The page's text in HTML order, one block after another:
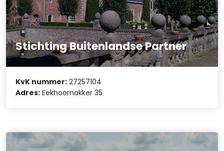
Stichting Buitenlandse Partner
KvK nummer: 27257104
Adres: Eekhoornakker 35